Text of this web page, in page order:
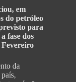
em
do petróleo
para
fase dos
Fevereiro
da